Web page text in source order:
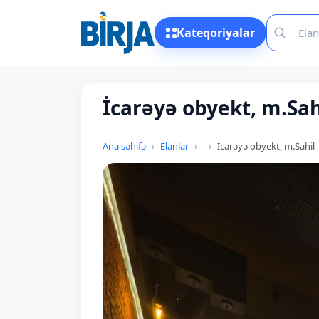
Kateqoriyalar
İcarəyə obyekt,
Ana səhifə Elanlar İcarəyə obyekt, m.Sahil